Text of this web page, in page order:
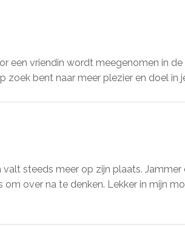
een vriendin wordt meegenomen in
zoek bent naar meer plezier en doel in
steeds meer op zijn plaats.
over na te denken. Lekker in mijn